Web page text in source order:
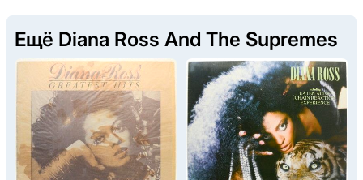
Ещё Diana Ross And The Supremes